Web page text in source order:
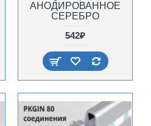
АНОДИРОВАННОЕ
СЕРЕБРО
542₽